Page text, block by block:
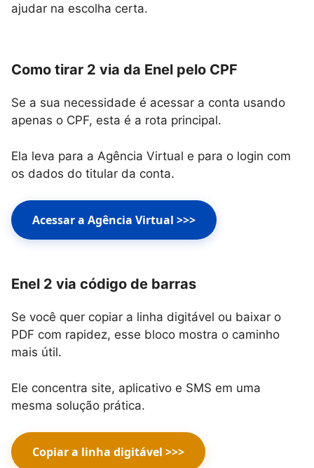
ajudar na escolha certa.
Como tirar 2 via da Enel pelo CPF
Se a sua necessidade é acessar a conta usando
apenas o CPF, esta é a rota principal.
Ela leva para a Agência Virtual e para o login com
os dados do titular da conta.
Acessar a Agência Virtual >>>
Enel 2 via código de barras
Se você quer copiar a linha digitável ou baixar o
PDF com rapidez, esse bloco mostra o caminho
mais útil.
Ele concentra site, aplicativo e SMS em uma
mesma solução prática.
Copiar a linha digitável >>>